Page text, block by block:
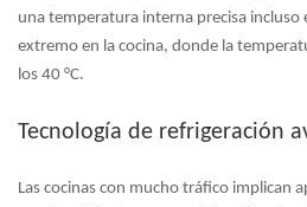
una temperatura interna precisa incluso
extremo en la cocina, donde la
los 40 °C.
Tecnología de refrigeración
Las cocinas con mucho tráfico implican